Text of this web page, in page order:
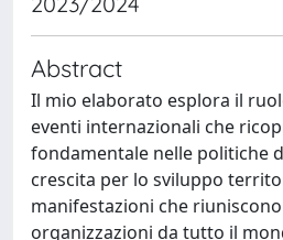
Abstract
Il mio elaborato esplora il
eventi internazionali che
fondamentale nelle politiche
crescita per lo sviluppo
manifestazioni che riuniscono
organizzazioni da tutto il